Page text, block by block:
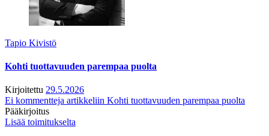
Tapio Kivistö
Kohti tuottavuuden parempaa puolta
Kirjoitettu 29.5.2026
Ei kommentteja artikkeliin Kohti tuottavuuden parempaa puolta
Pääkirjoitus
Lisää toimitukselta